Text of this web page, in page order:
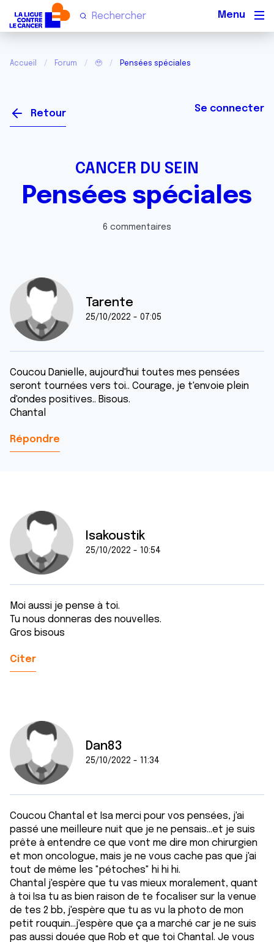
Accueil Forum 🥹 Pensées spéciales
Retour Se connecter
CANCER DU SEIN
Pensées spéciales
6 commentaires
Tarente
25/10/2022 - 07:05
Coucou Danielle, aujourd'hui toutes mes pensées
seront tournées vers toi.. Courage, je t'envoie plein
d'ondes positives.. Bisous.
Chantal
Répondre
Isakoustik
25/10/2022 - 10:54
Moi aussi je pense à toi.
Tu nous donneras des nouvelles.
Gros bisous
Citer
Dan83
25/10/2022 - 11:34
Coucou Chantal et Isa merci pour vos pensées, j'ai
passé une meilleure nuit que je ne pensais...et je suis
prête à entendre ce que vont me dire mon chirurgien
et mon oncologue, mais je ne vous cache pas que j'ai
tout de même les "pétoches" hi hi hi.
Chantal j'espère que tu vas mieux moralement, quant
à toi Isa tu as bien raison de te focaliser sur la venue
de tes 2 bb, j'espère que tu as vu la photo de mon
petit rouquin...j'espère que ça a marché car je ne suis
pas aussi douée que Rob et que toi Chantal. Je vous